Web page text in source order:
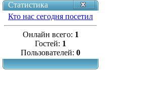
Статистика
Кто нас сегодня посетил
Онлайн всего: 1
Гостей: 1
Пользователей: 0